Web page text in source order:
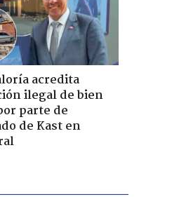
acredita
ilegal de bien
parte de
de Kast en